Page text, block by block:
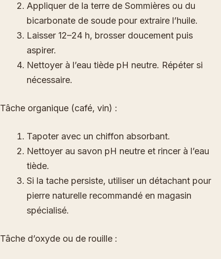
Appliquer de la terre de Sommières ou du
bicarbonate de soude pour extraire l’huile.
Laisser 12–24 h, brosser doucement puis
aspirer.
Nettoyer à l’eau tiède pH neutre. Répéter si
nécessaire.
Tâche organique (café, vin) :
Tapoter avec un chiffon absorbant.
Nettoyer au savon pH neutre et rincer à l’eau
tiède.
Si la tache persiste, utiliser un détachant pour
pierre naturelle recommandé en magasin
spécialisé.
Tâche d’oxyde ou de rouille :